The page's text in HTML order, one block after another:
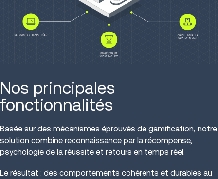
Nos principales
fonctionnalités
Basée sur des mécanismes éprouvés de gamification, notre
solution combine reconnaissance par la récompense,
psychologie de la réussite et retours en temps réel.
Le résultat : des comportements cohérents et durables au